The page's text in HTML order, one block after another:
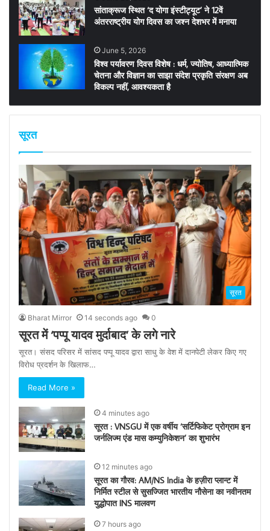
सांताक्रूज स्थित ‘द योगा इंस्टीट्यूट’ ने 12वें
अंतरराष्ट्रीय योग दिवस का जश्न देशभर में मनाया
June 5, 2026
विश्व पर्यावरण दिवस विशेष : धर्म, ज्योतिष, आध्यात्मिक
चेतना और विज्ञान का साझा संदेश प्रकृति संरक्षण अब
विकल्प नहीं, आवश्यकता है
सूरत
सूरत
Bharat Mirror 14 seconds ago 0
सूरत में ‘पप्पू यादव मुर्दाबाद’ के लगे नारे
सूरत। संसद परिसर में सांसद पप्पू यादव द्वारा साधु के वेश में दानपेटी लेकर किए गए
विरोध प्रदर्शन के खिलाफ…
Read More »
4 minutes ago
सूरत : VNSGU में एक वर्षीय ‘सर्टिफिकेट प्रोग्राम इन
जर्नलिज्म एंड मास कम्युनिकेशन’ का शुभारंभ
12 minutes ago
सूरत का गौरव: AM/NS India के हज़ीरा प्लान्ट में
निर्मित स्टील से सुसज्जित भारतीय नौसेना का नवीनतम
युद्धोपात INS मालवण
7 hours ago